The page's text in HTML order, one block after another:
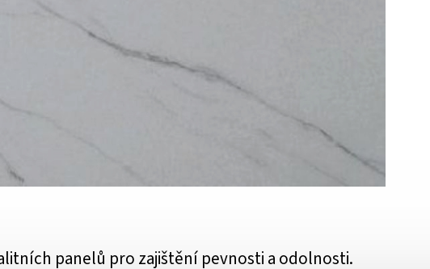
panelů pro zajištění pevnosti a odolnosti.